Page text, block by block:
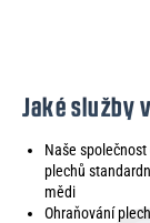
Jaké služby
Naše
plechů
mědi
Ohraňování